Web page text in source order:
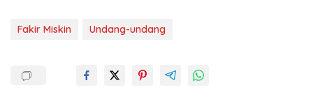
Fakir Miskin Undang-undang